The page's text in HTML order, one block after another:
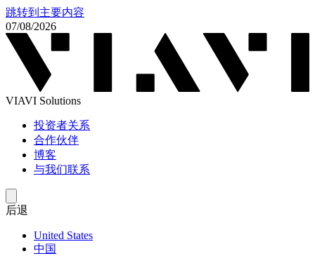
跳转到主要内容
07/08/2026
VIAVI Solutions
投资者关系
合作伙伴
博客
与我们联系
后退
United States
中国